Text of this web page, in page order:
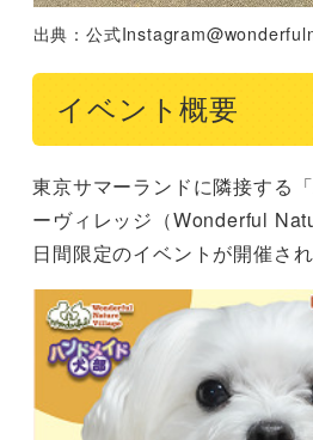
出典：公式
イベント概要
東京サマーランドに隣接する
ーヴィレッジ（Wonderful
日間限定のイベントが開催され